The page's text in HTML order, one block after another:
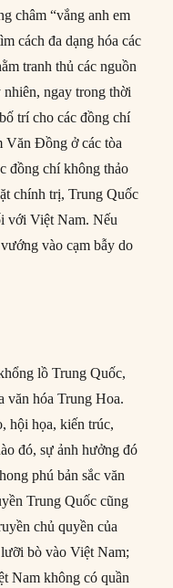
châm “vắng anh em
cách đa dạng hóa các
tranh thủ các nguồn
ngay trong thời
trí cho các đồng chí
Đồng ở các tòa
đồng chí không thảo
chính trị, Trung Quốc
với Việt Nam. Nếu
vào cạm bẫy do
lồ Trung Quốc,
văn hóa Trung Hoa.
hội họa, kiến trúc,
đó, sự ảnh hưởng đó
phú bản sắc văn
Trung Quốc cũng
chủ quyền của
bò vào Việt Nam;
Nam không có quần